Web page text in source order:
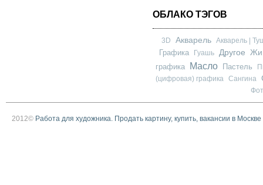
ОБЛАКО ТЭГОВ
3D Акварель Акварель |
Графика Гуашь Другое
графика
Масло Пастель
(цифровая) графика
Сангина
2012© Работа для художника. Продать картину, купить, вакансии в Москве